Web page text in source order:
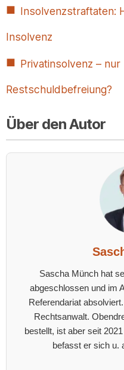
Insolvenzstraftaten:
Insolvenz
Privatinsolvenz –
Restschuldbefreiung?
Über den Autor
Sascha Münch hat
abgeschlossen und im
Referendariat
Rechtsanwalt.
bestellt, ist aber seit
befasst er sich u.